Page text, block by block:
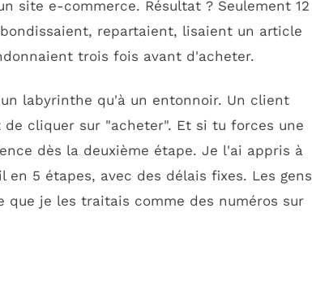
site e-commerce. Résultat ? Seulement 12
repartaient, lisaient un article
trois fois avant d'acheter.
labyrinthe qu'à un entonnoir. Un client
cliquer sur "acheter". Et si tu forces une
dès la deuxième étape. Je l'ai appris à
5 étapes, avec des délais fixes. Les gens
que je les traitais comme des numéros sur